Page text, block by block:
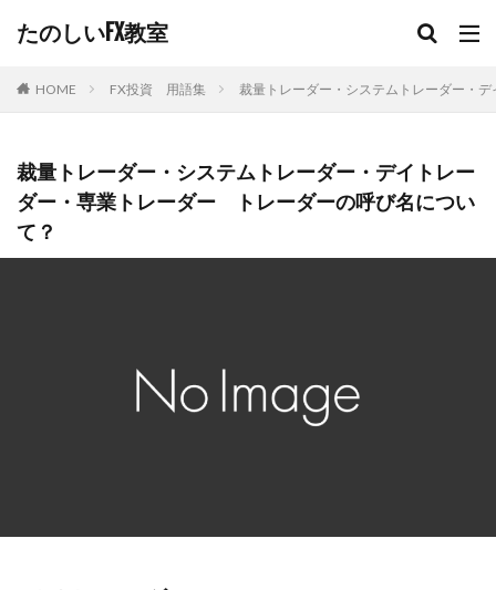
たのしいFX教室
HOME FX投資 用語集 裁量トレーダー・システムトレーダー・
裁量トレーダー・システムトレーダー・デイトレー
ダー・専業トレーダー トレーダーの呼び名につい
て？